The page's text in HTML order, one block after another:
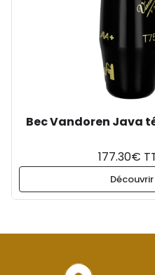
Bec Vandoren Java
177.30€
Découvrir